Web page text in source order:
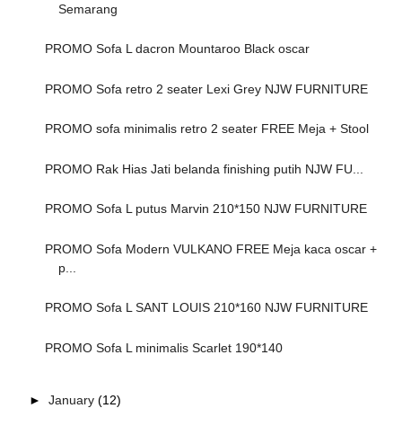
Semarang
PROMO Sofa L dacron Mountaroo Black oscar
PROMO Sofa retro 2 seater Lexi Grey NJW FURNITURE
PROMO sofa minimalis retro 2 seater FREE Meja + Stool
PROMO Rak Hias Jati belanda finishing putih NJW FU...
PROMO Sofa L putus Marvin 210*150 NJW FURNITURE
PROMO Sofa Modern VULKANO FREE Meja kaca oscar +
p...
PROMO Sofa L SANT LOUIS 210*160 NJW FURNITURE
PROMO Sofa L minimalis Scarlet 190*140
► January (12)